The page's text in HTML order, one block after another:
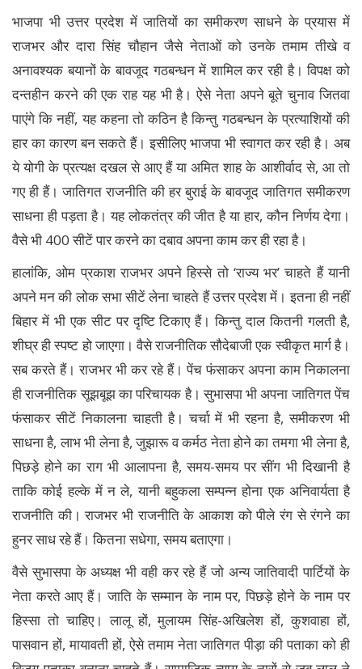
भाजपा भी उत्तर प्रदेश में जातियों का समीकरण साधने के प्रयास में
राजभर और दारा सिंह चौहान जैसे नेताओं को उनके तमाम तीखे व
अनावश्यक बयानों के बावजूद गठबन्धन में शामिल कर रही है। विपक्ष को
दन्तहीन करने की एक राह यह भी है। ऐसे नेता अपने बूते चुनाव जितवा
पाएंगे कि नहीं, यह कहना तो कठिन है किन्तु गठबन्धन के प्रत्याशियों की
हार का कारण बन सकते हैं। इसीलिए भाजपा भी स्वागत कर रही है। अब
ये योगी के प्रत्यक्ष दखल से आए हैं या अमित शाह के आशीर्वाद से, आ तो
गए ही हैं। जातिगत राजनीति की हर बुराई के बावजूद जातिगत समीकरण
साधना ही पड़ता है। यह लोकतंत्र की जीत है या हार, कौन निर्णय देगा।
वैसे भी 400 सीटें पार करने का दबाव अपना काम कर ही रहा है।
हालांकि, ओम प्रकाश राजभर अपने हिस्से तो ‘राज्य भर’ चाहते हैं यानी
अपने मन की लोक सभा सीटें लेना चाहते हैं उत्तर प्रदेश में। इतना ही नहीं
बिहार में भी एक सीट पर दृष्टि टिकाए हैं। किन्तु दाल कितनी गलती है,
शीघ्र ही स्पष्ट हो जाएगा। वैसे राजनीतिक सौदेबाजी एक स्वीकृत मार्ग है।
सब करते हैं। राजभर भी कर रहे हैं। पेंच फंसाकर अपना काम निकालना
ही राजनीतिक सूझबूझ का परिचायक है। सुभासपा भी अपना जातिगत पेंच
फंसाकर सीटें निकालना चाहती है। चर्चा में भी रहना है, समीकरण भी
साधना है, लाभ भी लेना है, जुझारू व कर्मठ नेता होने का तमगा भी लेना है,
पिछड़े होने का राग भी आलापना है, समय-समय पर सींग भी दिखानी है
ताकि कोई हल्के में न ले, यानी बहुकला सम्पन्न होना एक अनिवार्यता है
राजनीति की। राजभर भी राजनीति के आकाश को पीले रंग से रंगने का
हुनर साध रहे हैं। कितना सधेगा, समय बताएगा।
वैसे सुभासपा के अध्यक्ष भी वही कर रहे हैं जो अन्य जातिवादी पार्टियों के
नेता करते आए हैं। जाति के सम्मान के नाम पर, पिछड़े होने के नाम पर
हिस्सा तो चाहिए। लालू हों, मुलायम सिंह-अखिलेश हों, कुशवाहा हों,
पासवान हों, मायावती हों, ऐसे तमाम नेता जातिगत पीड़ा की पताका को ही